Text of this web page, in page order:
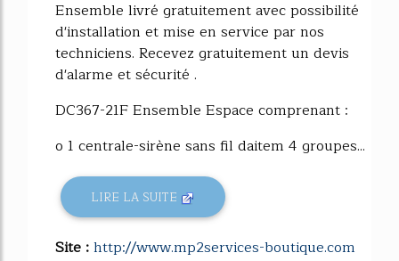
Ensemble livré gratuitement avec possibilité
d'installation et mise en service par nos
techniciens. Recevez gratuitement un devis
d'alarme et sécurité .
DC367-21F Ensemble Espace comprenant :
o 1 centrale-sirène sans fil daitem 4 groupes...
LIRE LA SUITE
Site :http://www.mp2services-boutique.com